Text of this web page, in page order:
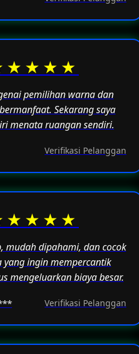
pemilihan warna dan
Sekarang saya
menata ruangan sendiri.
Verifikasi Pelanggan
mudah dipahami, dan cocok
yang ingin mempercantik
mengeluarkan biaya besar.
Verifikasi Pelanggan